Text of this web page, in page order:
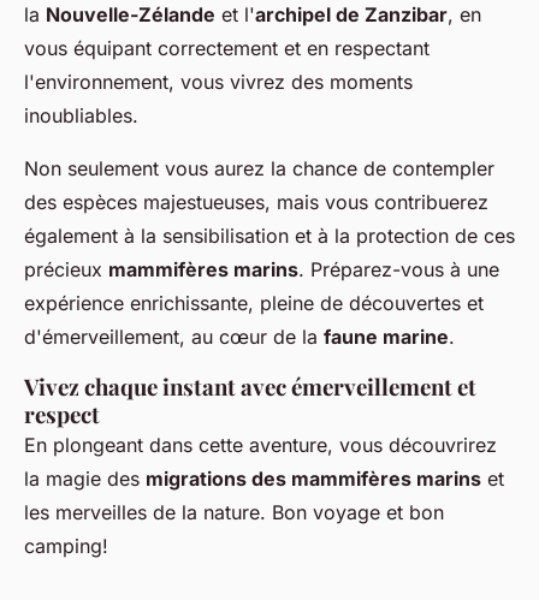
la Nouvelle-Zélande et l'archipel de Zanzibar, en
vous équipant correctement et en respectant
l'environnement, vous vivrez des moments
inoubliables.
Non seulement vous aurez la chance de contempler
des espèces majestueuses, mais vous contribuerez
également à la sensibilisation et à la protection de ces
précieux mammifères marins. Préparez-vous à une
expérience enrichissante, pleine de découvertes et
d'émerveillement, au cœur de la faune marine.
Vivez chaque instant avec émerveillement et
respect
En plongeant dans cette aventure, vous découvrirez
la magie des migrations des mammifères marins et
les merveilles de la nature. Bon voyage et bon
camping!